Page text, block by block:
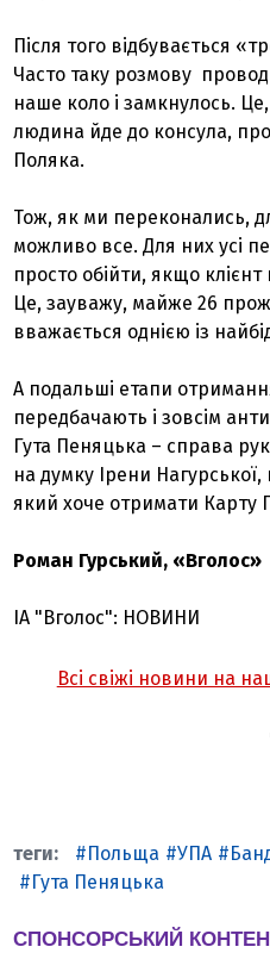
Після того відбувається
Часто таку розмову
наше коло і замкнулось.
людина йде до консула,
Поляка.
Тож, як ми переконались,
можливо все. Для них усі
просто обійти, якщо
Це, зауважу, майже 26
вважається однією із
А подальші етапи
передбачають і зовсім
Гута Пеняцька – справа
на думку Ірени
який хоче отримати Карту
Роман Гурський, «Вголос»
ІА "Вголос": НОВИНИ
Всі свіжі новини на
Польща УПА
Гута Пеняцька